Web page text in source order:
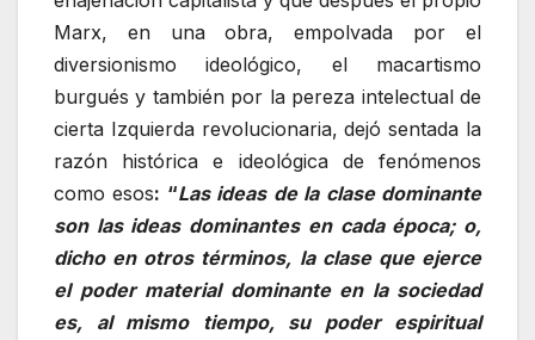
Marx, en una obra, empolvada por el
diversionismo ideológico, el macartismo
burgués y también por la pereza intelectual de
cierta Izquierda revolucionaria, dejó sentada la
razón histórica e ideológica de fenómenos
como esos: “Las ideas de la clase dominante
son las ideas dominantes en cada época; o,
dicho en otros términos, la clase que ejerce
el poder material dominante en la sociedad
es, al mismo tiempo, su poder espiritual